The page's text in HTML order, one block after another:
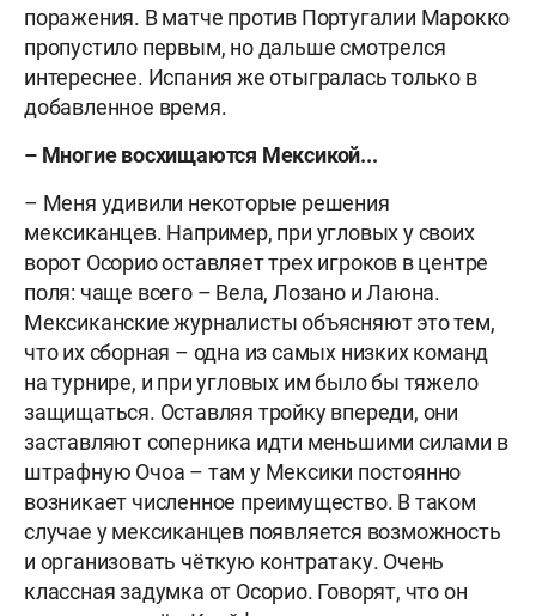
поражения. В матче против Португалии Марокко
пропустило первым, но дальше смотрелся
интереснее. Испания же отыгралась только в
добавленное время.
– Многие восхищаются Мексикой...
– Меня удивили некоторые решения
мексиканцев. Например, при угловых у своих
ворот Осорио оставляет трех игроков в центре
поля: чаще всего – Вела, Лозано и Лаюна.
Мексиканские журналисты объясняют это тем,
что их сборная – одна из самых низких команд
на турнире, и при угловых им было бы тяжело
защищаться. Оставляя тройку впереди, они
заставляют соперника идти меньшими силами в
штрафную Очоа – там у Мексики постоянно
возникает численное преимущество. В таком
случае у мексиканцев появляется возможность
и организовать чёткую контратаку. Очень
классная задумка от Осорио. Говорят, что он